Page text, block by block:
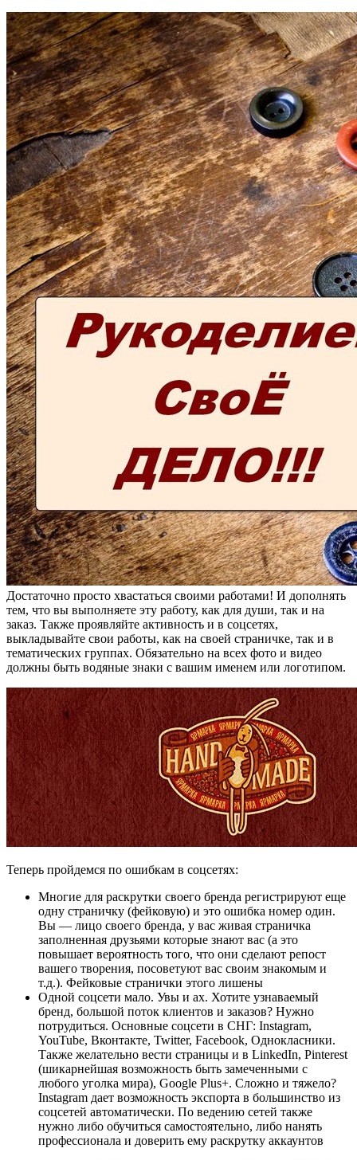
Достаточно просто хвастаться своими работами! И дополнять
тем, что вы выполняете эту работу, как для души, так и на
заказ. Также проявляйте активность и в соцсетях,
выкладывайте свои работы, как на своей страничке, так и в
тематических группах. Обязательно на всех фото и видео
должны быть водяные знаки с вашим именем или логотипом.
Теперь пройдемся по ошибкам в соцсетях:
Многие для раскрутки своего бренда регистрируют еще
одну страничку (фейковую) и это ошибка номер один.
Вы — лицо своего бренда, у вас живая страничка
заполненная друзьями которые знают вас (а это
повышает вероятность того, что они сделают репост
вашего творения, посоветуют вас своим знакомым и
т.д.). Фейковые странички этого лишены
Одной соцсети мало. Увы и ах. Хотите узнаваемый
бренд, большой поток клиентов и заказов? Нужно
потрудиться. Основные соцсети в СНГ: Instagram,
YouTube, Вконтакте, Twitter, Facebook, Однокласники.
Также желательно вести страницы и в LinkedIn, Pinterest
(шикарнейшая возможность быть замеченными с
любого уголка мира), Google Plus+. Сложно и тяжело?
Instagram дает возможность экспорта в большинство из
соцсетей автоматически. По ведению сетей также
нужно либо обучиться самостоятельно, либо нанять
профессионала и доверить ему раскрутку аккаунтов